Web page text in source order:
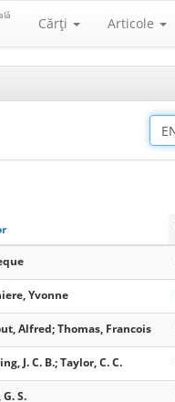
Cărţi Articole
Yvonne
Alfred; Thomas, Francois
J. C. B.; Taylor, C. C.
S.